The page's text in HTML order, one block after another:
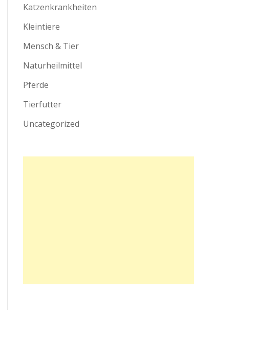
Katzenkrankheiten
Kleintiere
Mensch & Tier
Naturheilmittel
Pferde
Tierfutter
Uncategorized